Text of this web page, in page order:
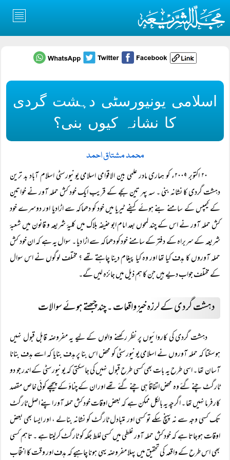
اسلامی یونیورسٹی دہشت گردی
کا نشانہ کیوں بنی؟
محمد مشتاق احمد
۲۰ اکتوبر ۲۰۰۹ء کو ہماری مادر علمی بین الاقوامی اسلامی یونیورسٹی اسلام آباد بد ترین
دہشت گردی کا نشانہ بنی ۔ سہ پہر تین بجے کے قریب ایک خود کش حملہ آور نے خواتین
کے کیمپس کے سامنے بنے ہوئے کیفے ٹیریا میں خود کو دھماکہ سے اڑادیا اور دوسرے خود
کش حملہ آور نے اس کے چند لمحوں بعد امام ابو حنیفہ بلاک میں کلیۂ شریعہ و قانون میں شعبۂ
شریعہ کے سربراہ کے دفتر کے سامنے خود کو دھماکہ سے اڑا دیا ۔ سوال یہ ہے کہ ان خود کش
حملہ آوروں کا ہدف کیا تھا اور وہ کیا پیغام دینا چاہتے تھے ؟ مختلف لوگوں نے اس سوال
کے مختلف جواب دیے ہیں جن کا ہم ذیل میں جائزہ لیں گے۔
دہشت گردی کے لرزہ خیز واقعات ۔ چند چبھتے ہوئے سوالات
دہشت گردی کی کاروائیوں پر نظر رکھنے والوں کے لیے یہ مفروضہ قابل قبول نہیں
ہوسکتا کہ حملہ آوروں نے اسلامی یونیورسٹی کو محض اس بنا پر ہدف بنایا کہ اسے ہدف بنانا
آسان تھا ۔ اسی طرح یہ بات بھی کسی طرح قبول نہیں کی جاسکتی کہ یونیورسٹی کے اندر جو دو
ٹارگٹ چنے گئے وہ محض اتفاقاً ہی چنے گئے تھے اور ان کے چناؤ کے پیچھے کوئی خاص مقصد
کارفرما نہیں تھا ۔ اگرچہ یہ بالکل ممکن ہے کہ بعض اوقات خود کش حملہ آور اپنے اصل ٹارگٹ
تک کسی وجہ سے نہ پہنچ سکے تو کسی اور متبادل ٹارگٹ کو نشانہ بنالے ، اور ایسا بھی بعض
اوقات ہوجاتا ہے کہ خود کش حملہ آور غلطی میں کسی غلط جگہ کو ٹارگٹ کرلیتا ہے ۔ تاہم کسی
بھی اس طرح کے واقعہ کی تحقیق میں پہلا مفروضہ یہی ہونا چاہیے کہ ہدف اور وقت کا انتخاب